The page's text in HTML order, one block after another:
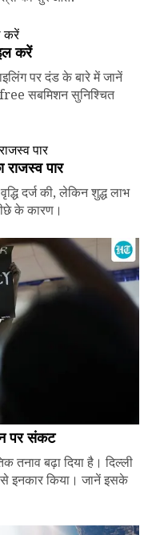
करें
पर दंड के बारे में जानें
सबमिशन सुनिश्चित
राजस्व पार
दर्ज की, लेकिन शुद्ध लाभ
के कारण।
पर संकट
तनाव बढ़ा दिया है। दिल्ली
इनकार किया। जानें इसके